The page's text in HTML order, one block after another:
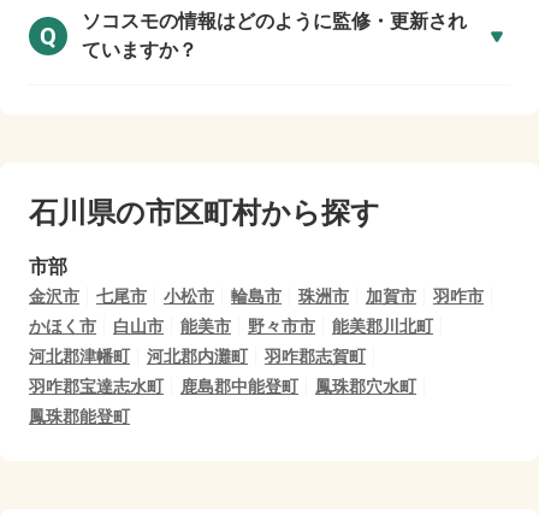
Q
ソコスモの情報はどのように監修・更新され
ていますか？
石川県の市区町村から探す
市部
金沢市 七尾市 小松市 輪島市 珠洲市 加賀市
羽咋市
かほく市
白山市 能美市 野々市市
能美郡川北町
河北郡津幡町
河北郡内灘町
羽咋郡志賀町
羽咋郡宝達志水町
鹿島郡中能登町
鳳珠郡穴水町
鳳珠郡能登町